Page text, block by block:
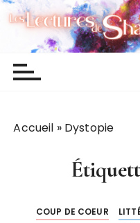
P
Les
Accueil » Dystopie
COUP DE COEUR